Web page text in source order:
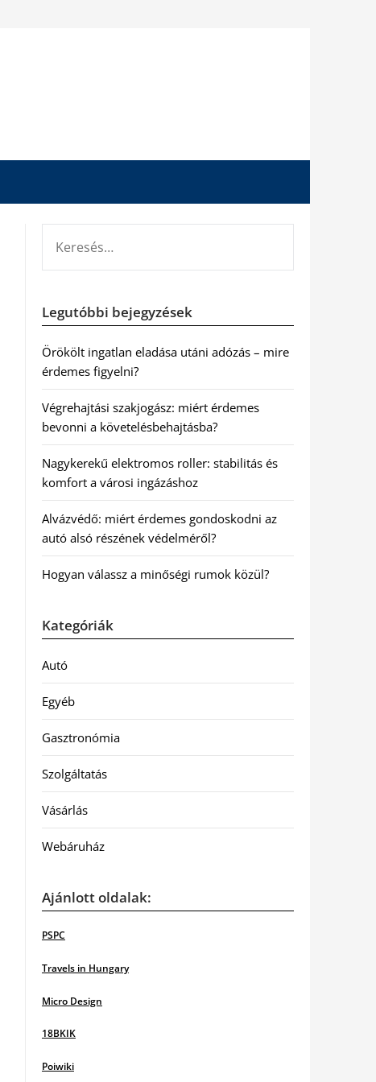
Legutóbbi bejegyzések
Örökölt ingatlan eladása utáni adózás – mire
érdemes figyelni?
Végrehajtási szakjogász: miért érdemes
bevonni a követelésbehajtásba?
Nagykerekű elektromos roller: stabilitás és
komfort a városi ingázáshoz
Alvázvédő: miért érdemes gondoskodni az
autó alsó részének védelméről?
Hogyan válassz a minőségi rumok közül?
Kategóriák
Autó
Egyéb
Gasztronómia
Szolgáltatás
Vásárlás
Webáruház
Ajánlott oldalak:
PSPC
Travels in Hungary
Micro Design
18BKIK
Poiwiki